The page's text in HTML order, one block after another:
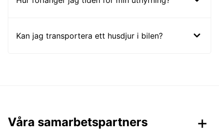
Kan jag transportera ett husdjur i bilen?
Våra samarbetspartners